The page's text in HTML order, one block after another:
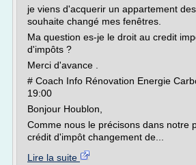
je viens d'acquerir un appartement
souhaite changé mes fenêtres.
Ma question es-je le droit au credit
d'impôts ?
Merci d'avance .
# Coach Info Rénovation Energie
19:00
Bonjour Houblon,
Comme nous le précisons dans notre
crédit d'impôt changement de...
Lire la suite